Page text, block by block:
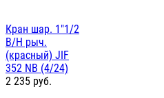
Кран шар. 1"1/2
В/Н рыч.
(красный) JIF
352 NB (4/24)
2 235 руб.